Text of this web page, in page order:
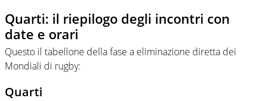
Quarti: il riepilogo degli incontri con
date e orari
Questo il tabellone della fase a eliminazione diretta dei
Mondiali di rugby:
Quarti